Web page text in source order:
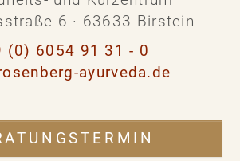
6 · 63633 Birstein
(0) 6054 91 31 - 0
ayurveda.de